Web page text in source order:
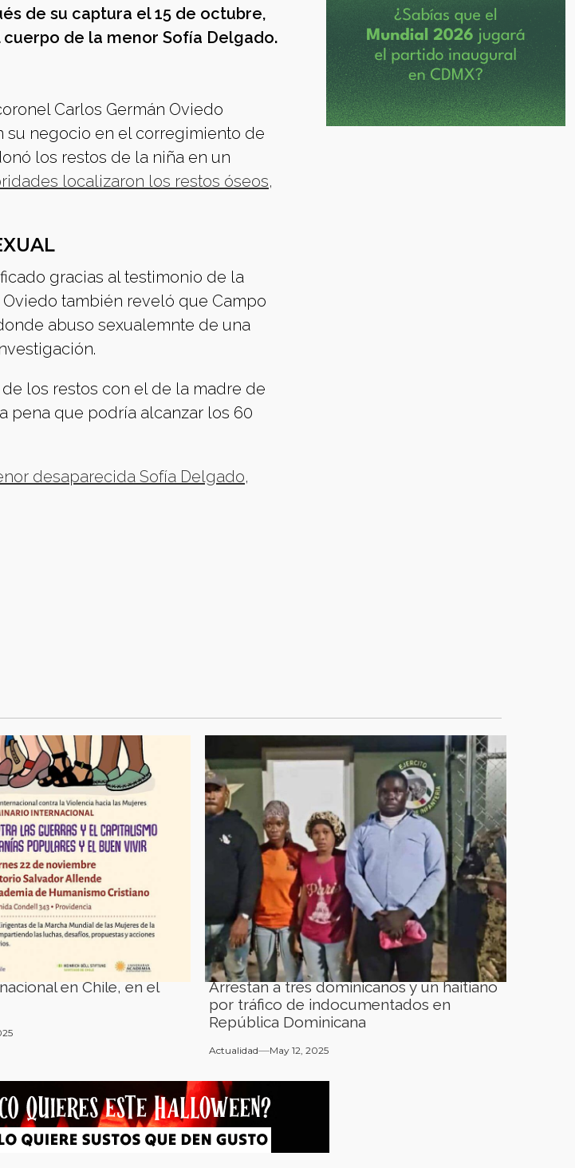
de su captura el 15 de octubre,
de la menor Sofía Delgado.
Carlos Germán Oviedo
su negocio en el corregimiento de
los restos de la niña en un
localizaron los restos óseos,
gracias al testimonio de la
también reveló que Campo
abuso sexualemnte de una
los restos con el de la madre de
pena que podría alcanzar los 60
desaparecida Sofía Delgado,
en Chile, en el
Arrestan a tres dominicanos y un haitiano
por tráfico de indocumentados en
República Dominicana
Actualidad May 12, 2025